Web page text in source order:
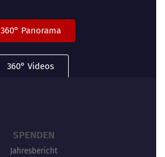
360° Panorama
360° Videos
SPENDEN
Jahresbericht